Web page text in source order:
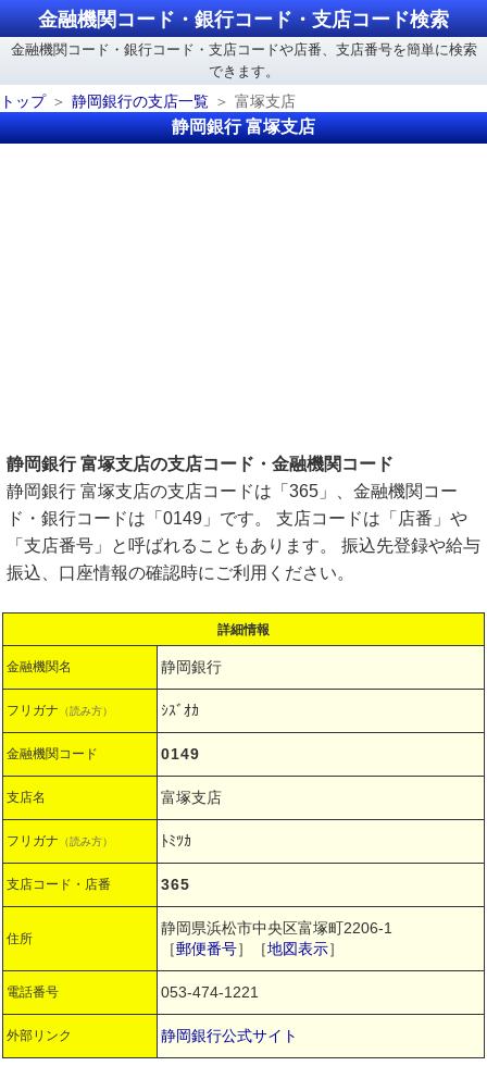
金融機関コード・銀行コード・支店コード検索
金融機関コード・銀行コード・支店コードや店番、支店番号を簡単に検索
できます。
トップ
静岡銀行の支店一覧 富塚支店
静岡銀行 富塚支店
静岡銀行 富塚支店の支店コード・金融機関コード
静岡銀行 富塚支店の支店コードは「365」、金融機関コー
ド・銀行コードは「0149」です。 支店コードは「店番」や
「支店番号」と呼ばれることもあります。 振込先登録や給与
振込、口座情報の確認時にご利用ください。
詳細情報
金融機関名 静岡銀行
フリガナ （読み方） ｼｽﾞｵｶ
金融機関コード 0149
支店名 富塚支店
フリガナ （読み方） ﾄﾐﾂｶ
支店コード・店番 365
住所
静岡県浜松市中央区富塚町2206-1
［郵便番号］［地図表示］
電話番号 053-474-1221
外部リンク 静岡銀行公式サイト